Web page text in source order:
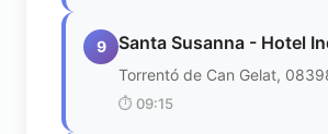
9 Santa Susanna - Hotel
Torrentó de Can Gelat,
⏱️ 09:15